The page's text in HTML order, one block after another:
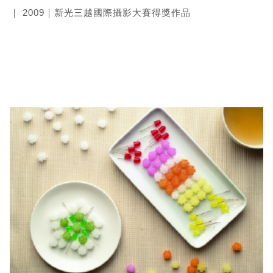
｜ 2009｜新光三越國際攝影大賽得獎作品